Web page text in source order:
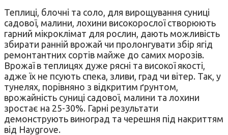
Теплиці, блочні та соло, для вирощування суниці
садової, малини, лохини високорослої створюють
гарний мікроклімат для рослин, дають можливість
збирати ранній врожай чи пролонгувати збір ягід
ремонтантних сортів майже до самих морозів.
Врожаї в теплицях дуже рясні та високої якості,
адже їх не псують спека, зливи, град чи вітер. Так, у
тунелях, порівняно з відкритим ґрунтом,
врожайність суниці садової, малини та лохини
зростає на 25-30%. Гарні результати
демонструють виноград та черешня під накриттям
від Haygrove.